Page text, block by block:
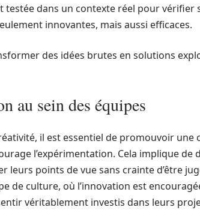
dans un contexte réel pour vérifier
innovantes, mais aussi efficaces.
des idées brutes en solutions
au sein des équipes
il est essentiel de promouvoir une
l’expérimentation. Cela implique de
leurs points de vue sans crainte d’être
de culture, où l’innovation est
véritablement investis dans leurs